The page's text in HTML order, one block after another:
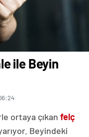
ile Beyin
ortaya çıkan felç
Beyindeki